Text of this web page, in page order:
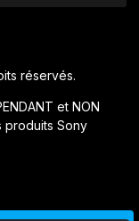
réservés.
et NON
produits Sony